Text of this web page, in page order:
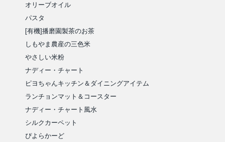
オリーブオイル
パスタ
[有機]播磨園製茶のお茶
しもやま農産の三色米
やさしい米粉
ナディー・チャート
ピヨちゃんキッチン＆ダイニングアイテム
ランチョンマット＆コースター
ナディー・チャート風水
シルクカーペット
ぴよらかーど